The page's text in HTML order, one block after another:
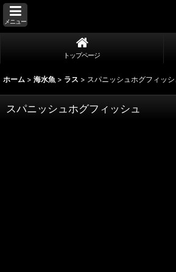
メニュー
トップページ
ホーム > 海水魚 > ラス > スパニッシュホグフィッシ
スパニッシュホグフィッシュ